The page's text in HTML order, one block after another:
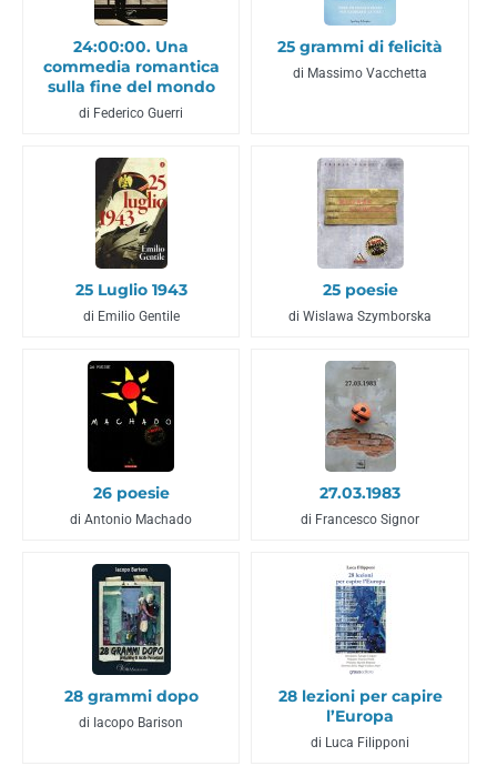
24:00:00. Una
commedia romantica
sulla fine del mondo
di Federico Guerri
25 grammi di felicità
di Massimo Vacchetta
25 Luglio 1943
di Emilio Gentile
25 poesie
di Wislawa Szymborska
26 poesie
di Antonio Machado
27.03.1983
di Francesco Signor
28 grammi dopo
di Iacopo Barison
28 lezioni per capire
l’Europa
di Luca Filipponi